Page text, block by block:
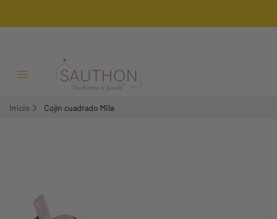
Menú Abrir/Cerrar
Inicio Cojín cuadrado Mila